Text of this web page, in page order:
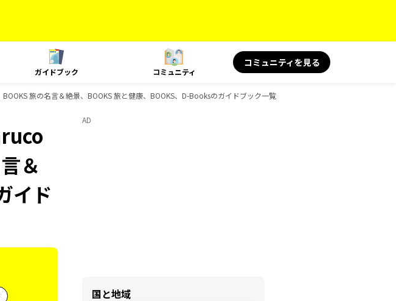
ガイドブック コミュニティ
コミュニティを見る
旅の名言＆絶景、BOOKS 旅と健康、BOOKS、D-Booksのガイドブック一覧
＆
イド
AD
国と地域